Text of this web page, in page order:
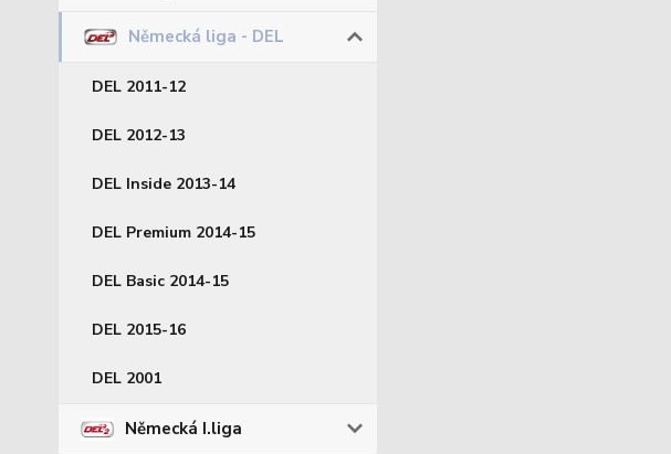
Německá liga - DEL
DEL 2011-12
DEL 2012-13
DEL Inside 2013-14
DEL Premium 2014-15
DEL Basic 2014-15
DEL 2015-16
DEL 2001
Německá I.liga